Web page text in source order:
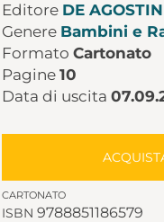
Editore DE
Genere Bambini e
Formato Cartonato
Pagine 10
Data di uscita
CARTONATO
ISBN 9788851186579